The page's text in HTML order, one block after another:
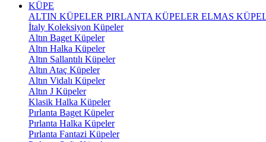
KÜPE
ALTIN KÜPELER PIRLANTA KÜPELER ELMAS
İtaly Koleksiyon Küpeler
Altın Baget Küpeler
Altın Halka Küpeler
Altın Sallantılı Küpeler
Altın Ataç Küpeler
Altın Vidalı Küpeler
Altın J Küpeler
Klasik Halka Küpeler
Pırlanta Baget Küpeler
Pırlanta Halka Küpeler
Pırlanta Fantazi Küpeler